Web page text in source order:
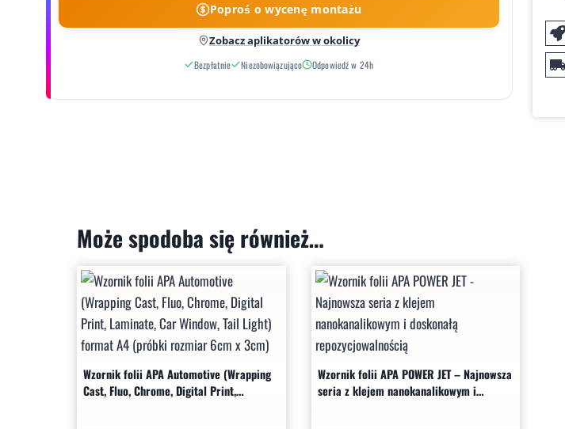
Poproś o wycenę montażu
Zobacz aplikatorów w okolicy
Bezpłatnie Niezobowiązująco Odpowiedź w 24h
Może spodoba się również…
Wzornik folii APA Automotive (Wrapping
Cast, Fluo, Chrome, Digital Print,
Wzornik folii APA POWER JET – Najnowsza
seria z klejem nanokanalikowym i